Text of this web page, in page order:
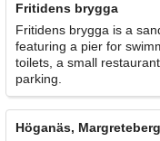
Fritidens brygga
Fritidens brygga is a
featuring a pier for
toilets, a small
parking.
Höganäs, Margreteberg